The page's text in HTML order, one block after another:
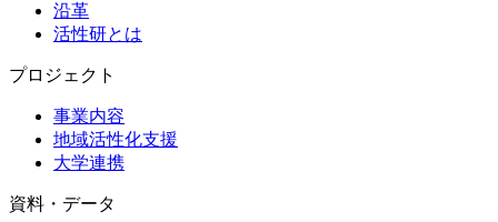
沿革
活性研とは
プロジェクト
事業内容
地域活性化支援
大学連携
資料・データ